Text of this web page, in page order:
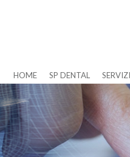
HOME SP DENTAL